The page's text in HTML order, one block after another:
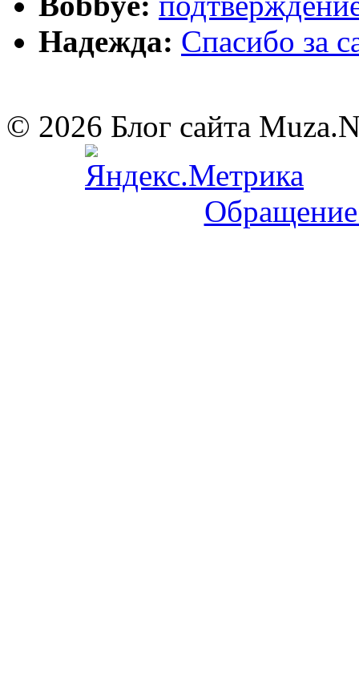
Надежда: Cпасибо за
© 2026 Блог сайта
Обращение